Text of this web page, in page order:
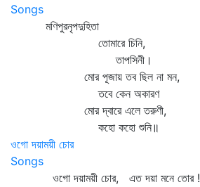
Songs
মণিপুরনৃপদুহিতা
তোমারে চিনি,
তাপসিনী।
মোর পূজায় তব ছিল না মন,
তবে কেন অকারণ
মোর দ্বারে এলে তরুণী,
কহো কহো শুনি॥
ওগো দয়াময়ী চোর
Songs
ওগো দয়াময়ী চোর, এত দয়া মনে তোর !